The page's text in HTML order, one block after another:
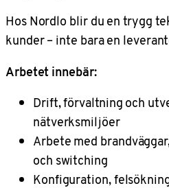
Hos Nordlo blir du en trygg
kunder – inte bara en
Arbetet innebär:
Drift, förvaltning och
nätverksmiljöer
Arbete med
och switching
Konfiguration,